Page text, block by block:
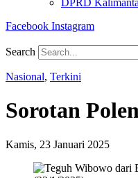
DPRD
Facebook Instagram
Search
Nasional, Terkini
Sorotan
Kamis, 23 Januari 2025